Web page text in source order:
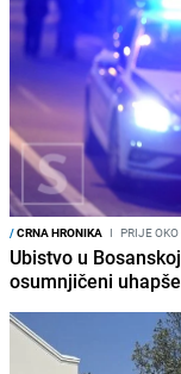
/CRNA HRONIKA I PRIJE
Ubistvo u
osumnjičeni